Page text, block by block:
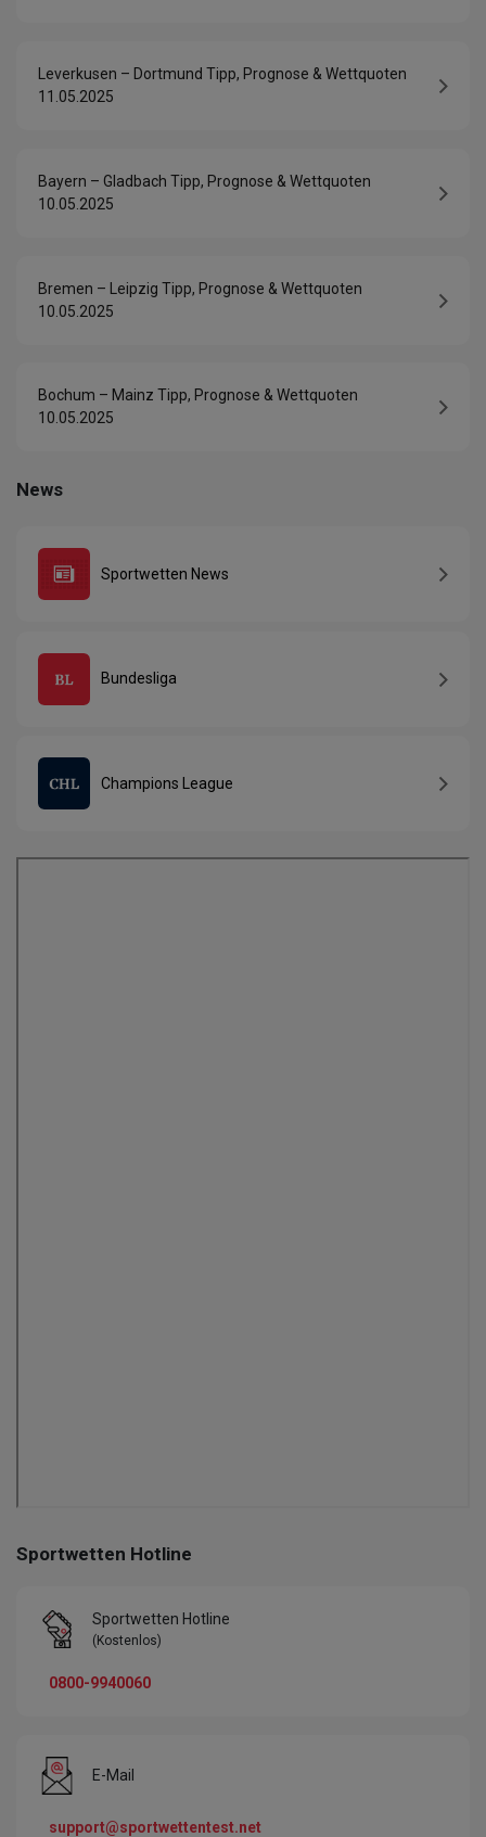
Leverkusen – Dortmund Tipp, Prognose & Wettquoten
11.05.2025
Bayern – Gladbach Tipp, Prognose & Wettquoten
10.05.2025
Bremen – Leipzig Tipp, Prognose & Wettquoten
10.05.2025
Bochum – Mainz Tipp, Prognose & Wettquoten
10.05.2025
News
Sportwetten News
Bundesliga
Champions League
Sportwetten Hotline
Sportwetten Hotline
(Kostenlos)
0800-9940060
E-Mail
support@sportwettentest.net